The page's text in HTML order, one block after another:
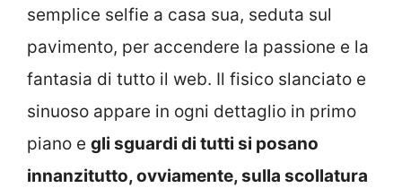
semplice selfie a casa sua, seduta sul
pavimento, per accendere la passione e la
fantasia di tutto il web. Il fisico slanciato e
sinuoso appare in ogni dettaglio in primo
piano e gli sguardi di tutti si posano
innanzitutto, ovviamente, sulla scollatura